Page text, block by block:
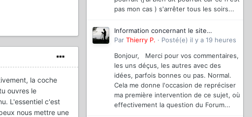
la coche
ouvres le
L'essentiel c'est
nous mettre une
pas mon cas ) s'arrêter tous les soirs...
Information concernant le site
magazinevideo
Par Thierry P. · Posté(e) il y a 19 heures
Bonjour, Merci pour vos commentaires,
les uns déçus, les autres avec des
idées, parfois bonnes ou pas. Normal.
Cela me donne l'occasion de repréciser
ma première intervention de ce sujet, où
effectivement la question du Forum...